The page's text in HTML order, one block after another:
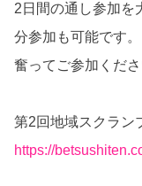
2日間の通し参加を
分参加も可能です。
奮ってご参加くださ
第2回地域スクラン
https://